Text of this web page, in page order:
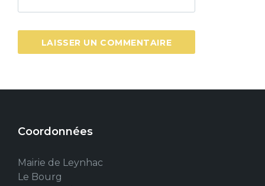
Coordonnées
Mairie de Leynhac
Le Bourg